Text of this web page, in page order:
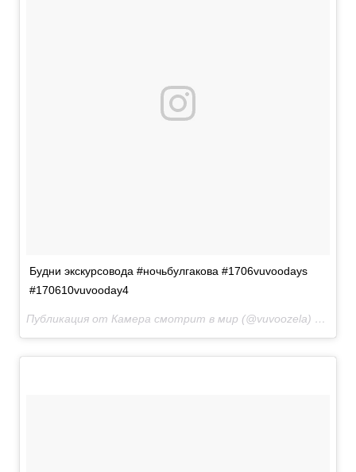
Будни экскурсовода #ночьбулгакова #1706vuvoodays
#170610vuvooday4
Публикация от Камера смотрит в мир (@vuvoozela)
Июн 10